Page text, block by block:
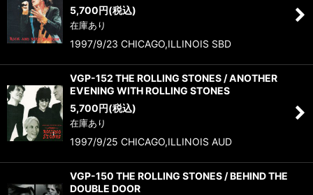
5,700円(税込)
在庫あり
1997/9/23 CHICAGO,ILLINOIS SBD
VGP-152 THE ROLLING STONES / ANOTHER
EVENING WITH ROLLING STONES
5,700円(税込)
在庫あり
1997/9/25 CHICAGO,ILLINOIS AUD
VGP-150 THE ROLLING STONES / BEHIND THE
DOUBLE DOOR